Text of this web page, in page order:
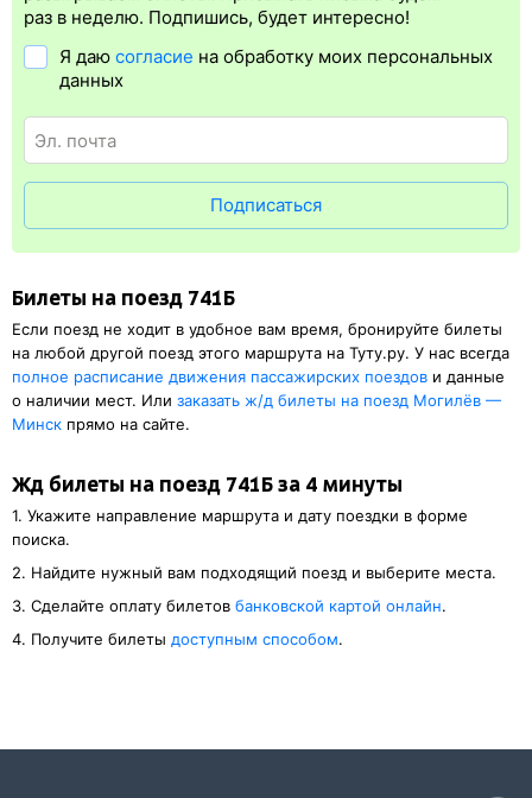
упрощает жизнь пассажиру. Её преимущество в том, что
Электронная регистрация доступна почти для всех заказов,
исключение составляют поезда
личности, указанный в электронном жд билете. А в случае
отсутствия электронной регистрации еще и распечатка
посадочного купона.
раз в неделю. Подпишись, будет интересно!
Я даю согласие на обработку моих персональных
данных
Подписаться
Билеты на поезд 741Б
Если поезд не ходит в удобное вам время, бронируйте билеты
на любой другой поезд этого маршрута на Туту.ру. У нас всегда
полное расписание движения пассажирских поездов и данные
о наличии мест. Или заказать ж/д билеты на поезд Могилёв —
Минск прямо на сайте.
Жд билеты на поезд 741Б за 4 минуты
1. Укажите направление маршрута и дату поездки в форме
поиска.
2. Найдите нужный вам подходящий поезд и выберите места.
3. Cделайте оплату билетов банковской картой онлайн.
4. Получите билеты доступным способом.